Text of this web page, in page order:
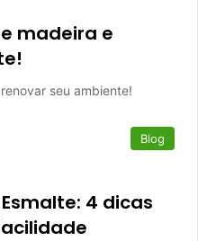
madeira e
seu ambiente!
Blog
4 dicas